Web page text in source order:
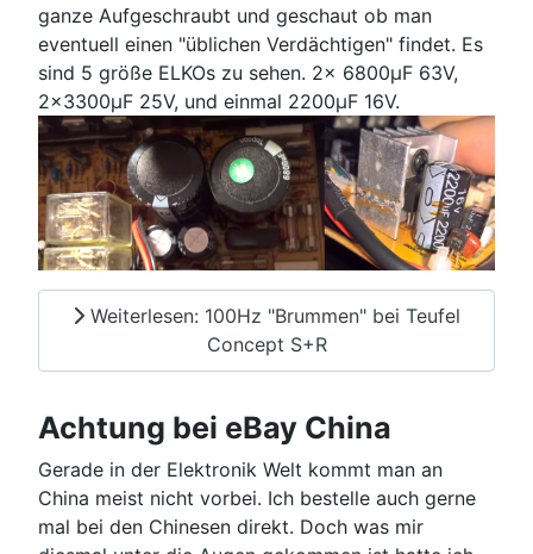
ganze Aufgeschraubt und geschaut ob man
eventuell einen "üblichen Verdächtigen" findet. Es
sind 5 größe ELKOs zu sehen. 2x 6800µF 63V,
2x3300µF 25V, und einmal 2200µF 16V.
Weiterlesen: 100Hz "Brummen" bei Teufel
Concept S+R
Achtung bei eBay China
Gerade in der Elektronik Welt kommt man an
China meist nicht vorbei. Ich bestelle auch gerne
mal bei den Chinesen direkt. Doch was mir